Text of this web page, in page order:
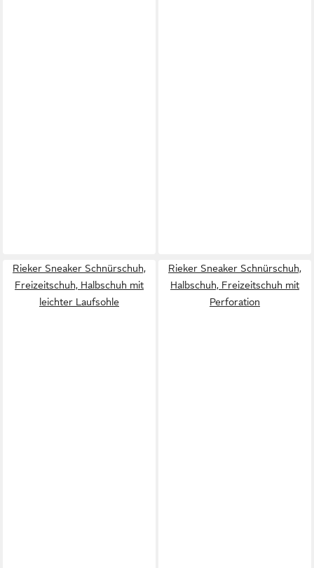
Rieker Sneaker Schnürschuh,
Freizeitschuh, Halbschuh mit
leichter Laufsohle
Rieker Sneaker Schnürschuh,
Halbschuh, Freizeitschuh mit
Perforation